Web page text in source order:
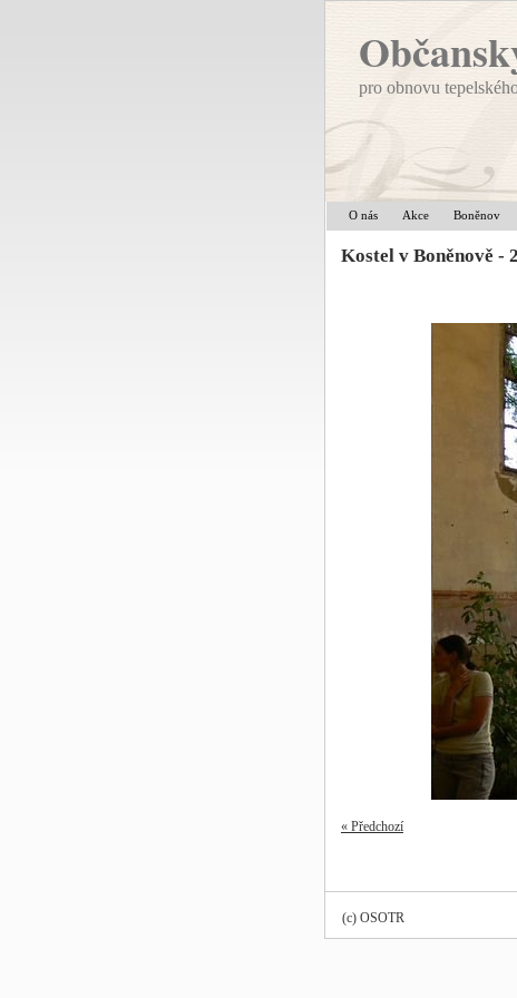
pro obnovu
O nás Akce Boněnov
Kostel v Boněnově -
« Předchozí
(c) OSOTR